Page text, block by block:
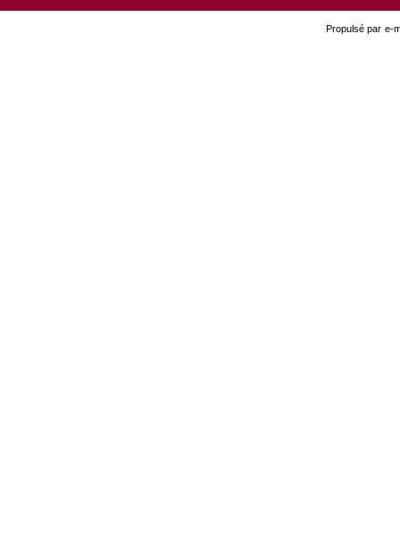
Propulsé par e-